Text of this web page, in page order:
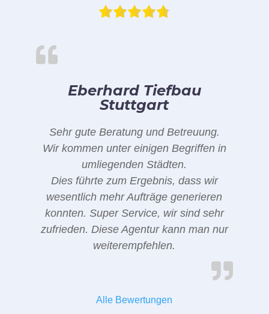
Eberhard Tiefbau
Stuttgart
Sehr gute Beratung und Betreuung.
Wir kommen unter einigen Begriffen in
umliegenden Städten.
Dies führte zum Ergebnis, dass wir
wesentlich mehr Aufträge generieren
konnten. Super Service, wir sind sehr
zufrieden. Diese Agentur kann man nur
weiterempfehlen.
Alle Bewertungen